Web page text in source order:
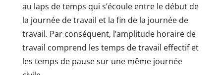
au laps de temps qui s’écoule entre le début de
la journée de travail et la fin de la journée de
travail. Par conséquent, l’amplitude horaire de
travail comprend les temps de travail effectif et
les temps de pause sur une même journée